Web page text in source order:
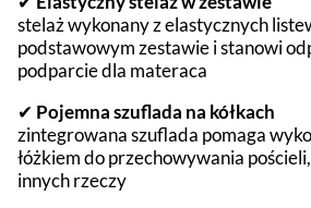
stelaż wykonany z elastycznych
podstawowym zestawie i stanowi
podparcie dla materaca
✔ Pojemna szuflada na kółkach
zintegrowana szuflada pomaga
łóżkiem do przechowywania
innych rzeczy